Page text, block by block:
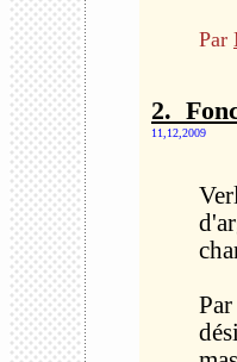
Par
2.
11,12,2009